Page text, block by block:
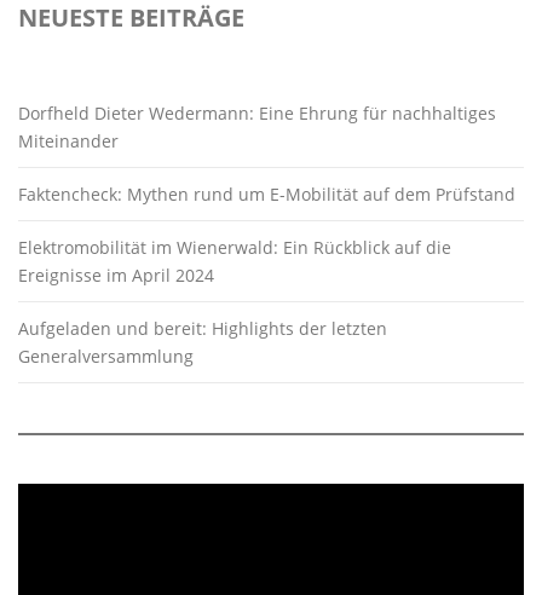
NEUESTE BEITRÄGE
Dorfheld Dieter Wedermann: Eine Ehrung für nachhaltiges
Miteinander
Faktencheck: Mythen rund um E-Mobilität auf dem Prüfstand
Elektromobilität im Wienerwald: Ein Rückblick auf die
Ereignisse im April 2024
Aufgeladen und bereit: Highlights der letzten
Generalversammlung